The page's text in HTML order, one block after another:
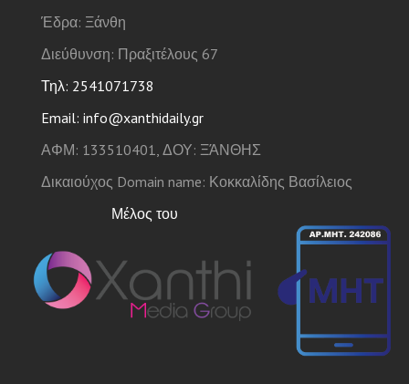
Έδρα: Ξάνθη
Διεύθυνση: Πραξιτέλους 67
Τηλ: 2541071738
Email: info@xanthidaily.gr
ΑΦΜ: 133510401, ΔΟΥ: ΞΆΝΘΗΣ
Δικαιούχος Domain name: Κοκκαλίδης Βασίλειος
Μέλος του